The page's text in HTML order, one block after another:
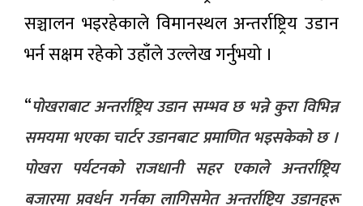
सञ्चालन भइरहेकाले विमानस्थल अन्तर्राष्ट्रिय उडान
भर्न सक्षम रहेको उहाँले उल्लेख गर्नुभयो ।
“पोखराबाट अन्तर्राष्ट्रिय उडान सम्भव छ भन्ने कुरा विभिन्न
समयमा भएका चार्टर उडानबाट प्रमाणित भइसकेको छ ।
पोखरा पर्यटनको राजधानी सहर एकाले अन्तर्राष्ट्रिय
बजारमा प्रवर्धन गर्नका लागिसमेत अन्तर्राष्ट्रिय उडानहरू